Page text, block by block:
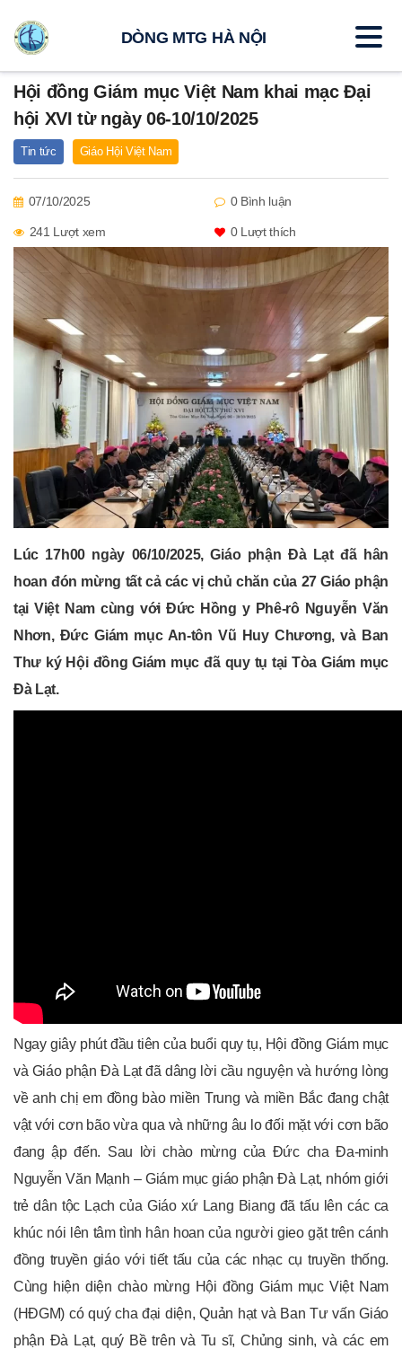
Hội đồng Giám mục Việt Nam khai mạc Đại
hội XVI từ ngày 06-10/10/2025
Tin tức Giáo Hội Việt Nam
07/10/2025 0 Bình luận
241 Lượt xem 0Lượt thích
Lúc 17h00 ngày 06/10/2025, Giáo phận Đà Lạt đã hân
hoan đón mừng tất cả các vị chủ chăn của 27 Giáo phận
tại Việt Nam cùng với Đức Hồng y Phê-rô Nguyễn Văn
Nhơn, Đức Giám mục An-tôn Vũ Huy Chương, và Ban
Thư ký Hội đồng Giám mục đã quy tụ tại Tòa Giám mục
Đà Lạt.
Ngay giây phút đầu tiên của buổi quy tụ, Hội đồng Giám mục
và Giáo phận Đà Lạt đã dâng lời cầu nguyện và hướng lòng
về anh chị em đồng bào miền Trung và miền Bắc đang chật
vật với cơn bão vừa qua và những âu lo đối mặt với cơn bão
đang ập đến. Sau lời chào mừng của Đức cha Đa-minh
Nguyễn Văn Mạnh – Giám mục giáo phận Đà Lạt, nhóm giới
trẻ dân tộc Lạch của Giáo xứ Lang Biang đã tấu lên các ca
khúc nói lên tâm tình hân hoan của người gieo gặt trên cánh
đồng truyền giáo với tiết tấu của các nhạc cụ truyền thống.
Cùng hiện diện chào mừng Hội đồng Giám mục Việt Nam
(HĐGM) có quý cha đại diện, Quản hạt và Ban Tư vấn Giáo
phận Đà Lạt, quý Bề trên và Tu sĩ, Chủng sinh, và các em
DÒNG MTG HÀ NỘI